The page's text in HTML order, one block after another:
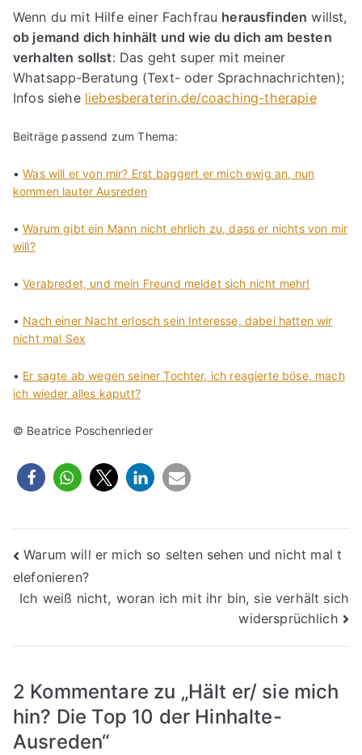
Wenn du mit Hilfe einer Fachfrau herausfinden willst,
ob jemand dich hinhält und wie du dich am besten
verhalten sollst: Das geht super mit meiner
Whatsapp-Beratung (Text- oder Sprachnachrichten);
Infos siehe liebesberaterin.de/coaching-therapie
Beiträge passend zum Thema:
•Was will er von mir? Erst baggert er mich ewig an, nun
kommen lauter Ausreden
•Warum gibt ein Mann nicht ehrlich zu, dass er nichts von mir
will?
•Verabredet, und mein Freund meldet sich nicht mehr!
• Nach einer Nacht erlosch sein Interesse, dabei hatten wir
nicht mal Sex
• Er sagte ab wegen seiner Tochter, ich reagierte böse, mach
ich wieder alles kaputt?
© Beatrice Poschenrieder
Beitragsnavigation
Warum will er mich so selten sehen und nicht mal t
elefonieren?
Ich weiß nicht, woran ich mit ihr bin, sie verhält sich
widersprüchlich
2 Kommentare zu „Hält er/ sie mich
hin? Die Top 10 der Hinhalte-
Ausreden“